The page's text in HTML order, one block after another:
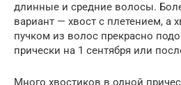
длинные и средние волосы.
вариант — хвост с плетением, а
пучком из волос прекрасно
прически на 1 сентября или
Много хвостиков в одной